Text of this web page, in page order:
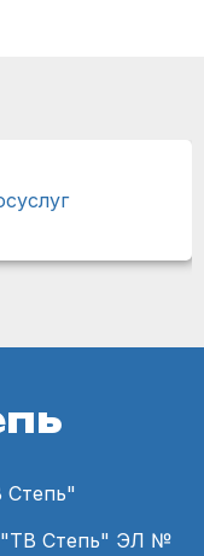
Степь"
"ТВ Степь" ЭЛ №